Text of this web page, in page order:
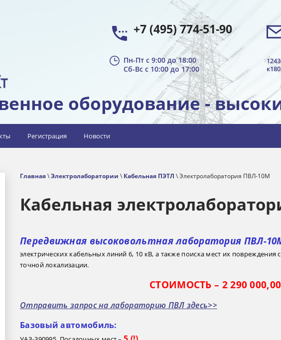
+7 (495) 774-51-90
Пн-Пт с 9:00 до 18:00
Сб-Вс с 10:00 до 17:00
оборудование -
Регистрация Новости
Главная\Электролаборатории \Кабельная ПЭТЛ \ Электролаборатория ПВЛ-10М
Кабельная
Передвижная высоковольтная лаборатория ПВЛ-
электрических кабельных линий 6, 10 кВ, а также поиска мест их
точной локализации.
СТОИМОСТЬ – 2 290
Отправить запрос на лабораторию ПВЛ здесь>>
Базовый автомобиль: